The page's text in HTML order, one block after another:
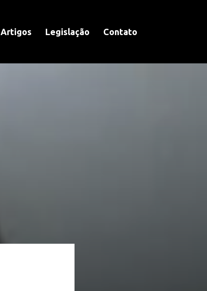
Artigos Legislação Contato